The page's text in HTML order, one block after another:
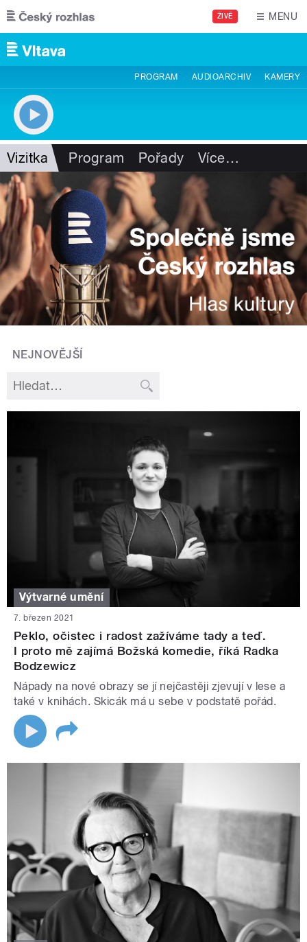
Přejít k hlavnímu obsahu
ŽIVĚ MENU
PROGRAM AUDIOARCHIV KAMERY
Vizitka Program Pořady Více…
NEJNOVĚJŠÍ
Výtvarné umění
7. březen 2021
Peklo, očistec i radost zažíváme tady a teď.
I proto mě zajímá Božská komedie, říká Radka
Bodzewicz
Nápady na nové obrazy se jí nejčastěji zjevují v lese a
také v knihách. Skicák má u sebe v podstatě pořád.